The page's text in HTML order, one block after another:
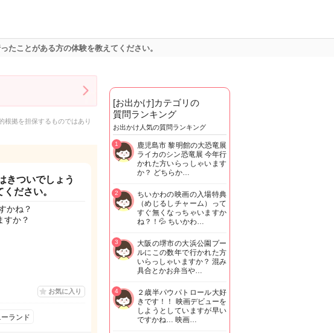
たことがある方の体験を教えてください。
拠を担保するものではあり
きついでしょう
ださい。
かね？
すか？
お気に入り
ランド
[お出かけ]カテゴリの
質問ランキング
お出かけ人気の質問ランキング
鹿児島市 黎明館の大恐竜展
ライカのシン恐竜展 今年行
かれた方いらっしゃいます
か？ どちらか…
1
ちいかわの映画の入場特典
（めじるしチャーム）って
すぐ無くなっちゃいますか
ね？！💦 ちいかわ…
2
大阪の堺市の大浜公園プー
ルにこの数年で行かれた方
いらっしゃいますか？ 混み
具合とかお弁当や…
3
２歳半パウパトロール大好
きです！！ 映画デビューを
しようとしていますが早い
ですかね… 映画…
4